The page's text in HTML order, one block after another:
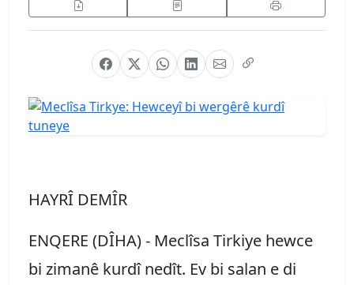
HAYRÎ DEMÎR
ENQERE (DÎHA) - Meclîsa Tirkiye hewce
bi zimanê kurdî nedît. Ev bi salan e di